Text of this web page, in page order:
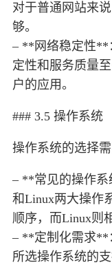
对于普通网站来
够。
– **网络稳定性**
定性和服务质量
户的应用。
### 3.5 操作系统
操作系统的选择
– **常见的操作系
和Linux两大操作
顺序，而Linux则
– **定制化需求**
所选操作系统的支